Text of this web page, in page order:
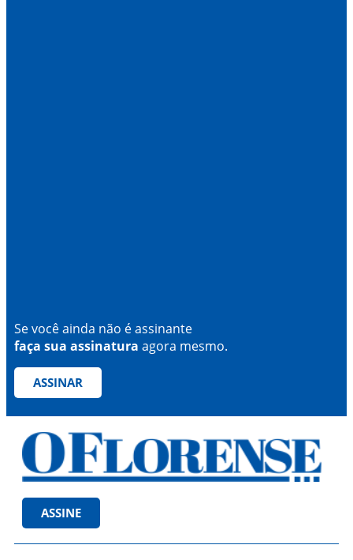
Se você ainda não é assinante
faça sua assinatura agora mesmo.
ASSINAR
ASSINE